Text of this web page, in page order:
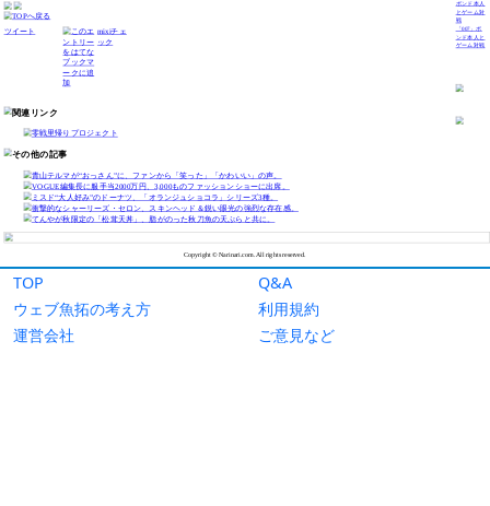
TOP
Q&A
ウェブ魚拓の考え方
利用規約
運営会社
ご意見など